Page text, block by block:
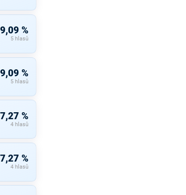
9,09 %
5 hlasů
9,09 %
5 hlasů
7,27 %
4 hlasů
7,27 %
4 hlasů